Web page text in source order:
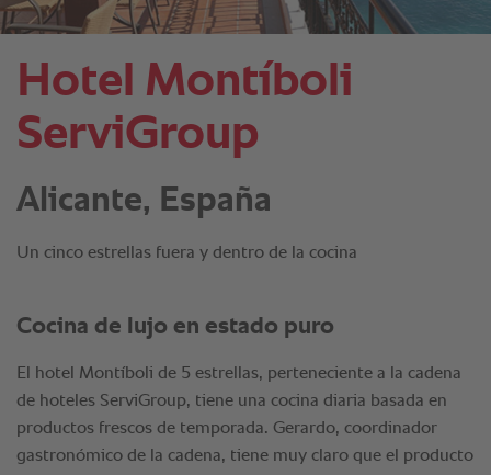
Hotel Montíboli
ServiGroup
Alicante, España
Un cinco estrellas fuera y dentro de la cocina